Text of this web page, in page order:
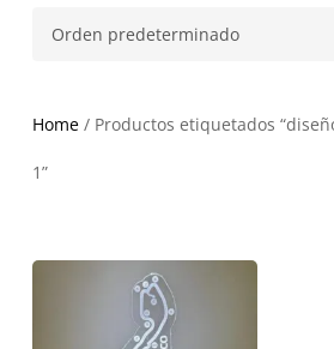
Home/ Productos etiquetados
1”